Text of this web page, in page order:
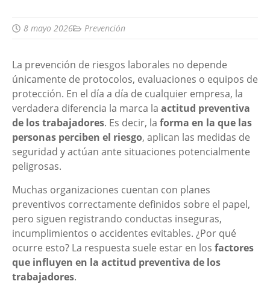
8 mayo 2026 Prevención
La prevención de riesgos laborales no depende
únicamente de protocolos, evaluaciones o equipos de
protección. En el día a día de cualquier empresa, la
verdadera diferencia la marca la actitud preventiva
de los trabajadores. Es decir, la forma en la que las
personas perciben el riesgo, aplican las medidas de
seguridad y actúan ante situaciones potencialmente
peligrosas.
Muchas organizaciones cuentan con planes
preventivos correctamente definidos sobre el papel,
pero siguen registrando conductas inseguras,
incumplimientos o accidentes evitables. ¿Por qué
ocurre esto? La respuesta suele estar en los factores
que influyen en la actitud preventiva de los
trabajadores.